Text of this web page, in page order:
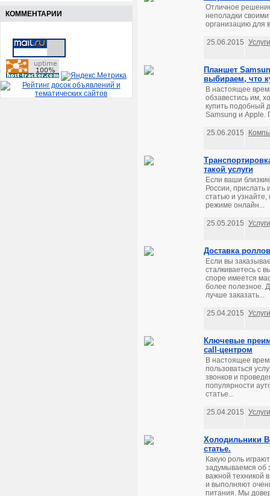
Отличное
неполадки
организацию для
25.06.2015 Услуги
Планшет
выбираем, что
В настоящее
обзавестись им,
купить подобный
Samsung и Apple.
25.06.2015
такой услуги
Если ваши
России,
статью и узнайте,
режиме онлайн...
25.05.2015 Услуги
Доставка
Если вы
сталкиваетесь с
споре имеется
более полезное.
лучше заказать...
25.04.2015 Услуги
Ключевые
call-центром
В настоящее
пользоваться
звонков и
популярности
статье...
25.04.2015 Услуги
Холодильники
статье.
Какую роль
задумываемся об
важной техникой
и выполняют
питания. Мы
КОММЕНТАРИИ